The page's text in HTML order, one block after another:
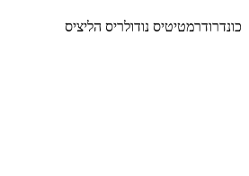
כונדרודרמטיטיס נודולריס הליציס